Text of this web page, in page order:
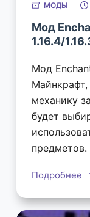
МОДЫ
Мод
1.16.4/
Мод
механику
будет
предметов.
Подробнее